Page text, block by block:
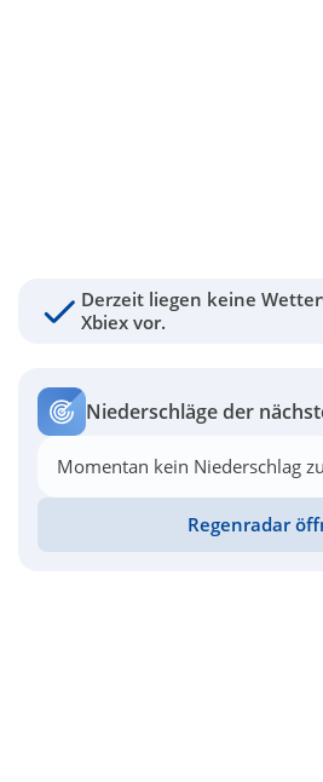
Derzeit liegen keine
Xbiex vor.
Niederschläge der
Momentan kein Niederschlag
Regenradar